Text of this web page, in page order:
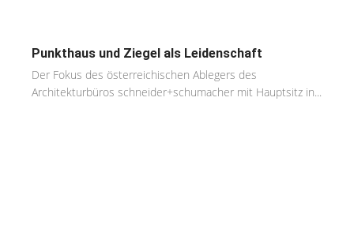
Punkthaus und Ziegel als Leidenschaft
Der Fokus des österreichischen Ablegers des
Architekturbüros schneider+schumacher mit Hauptsitz in...